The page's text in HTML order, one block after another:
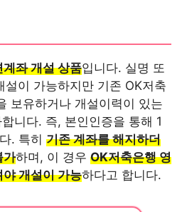
좌 개설 상품입니다. 실명 또
설이 가능하지만 기존 OK저축
보유하거나 개설이력이 있는
니다. 즉, 본인인증을 통해 1
. 특히 기존 계좌를 해지하더
가하며, 이 경우 OK저축은행 영
개설이 가능하다고 합니다.